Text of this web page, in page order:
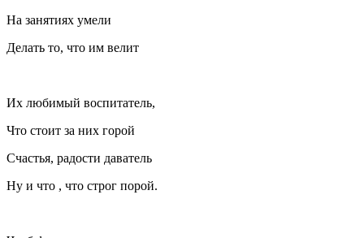
На занятиях умели
Делать то, что им велит
Их любимый воспитатель,
Что стоит за них горой
Счастья, радости даватель
Ну и что , что строг порой.